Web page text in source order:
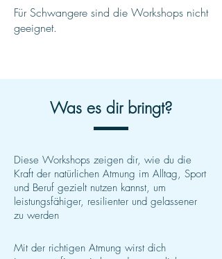
Für Schwangere sind die Workshops nicht
geeignet.
Was es dir bringt?
Diese Workshops zeigen dir, wie du die
Kraft der natürlichen Atmung im Alltag, Sport
und Beruf gezielt nutzen kannst, um
leistungsfähiger, resilienter und gelassener
zu werden
Mit der richtigen Atmung wirst dich